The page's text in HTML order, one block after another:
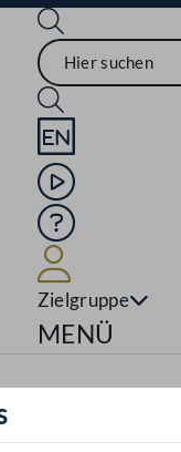
Sprache English
Mediathek
Hilfe
Zielgruppe
MENÜ